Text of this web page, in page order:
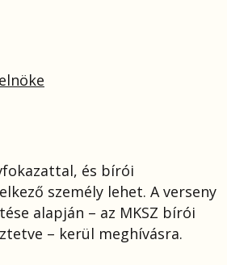
és bírói
személy lehet. A verseny
alapján – az MKSZ bírói
– kerül meghívásra.